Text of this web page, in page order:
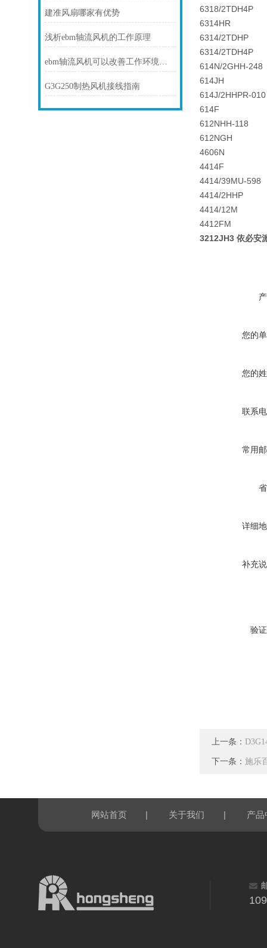
建准风扇哪家有优势
浅析ebm轴流风机的工作原理
ebm轴流风机可以改善工作环境、提供舒适的通风效果
G3G250制热风机接线指南
6318/2TDH4P
6314HR
6314/2TDHP
6314/2TDH4P
614N/2GHH-248
614JH
614J/2HHPR-010
614F
612NHH-118
612NGH
4606N
4414F
4414/39MU-598
4414/2HHP
4414/12M
4412FM
3212JH3 依必安
您的
您的
联系
常用
详细
补充
验
上一条：
下一条： 施乐
网站首页 | 关于我们 | 产品